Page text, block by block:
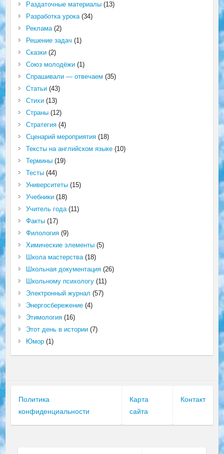
Раздаточные материалы(13)
Разработка урока(34)
Реклама(2)
Решение задач (1)
Сказки(2)
Союз молодёжи(1)
Спрашивали — отвечаем (35)
Статьи(43)
Стихи(13)
Страны(12)
Стратегия(4)
Сценарий мероприятия(18)
Тексты на английском языке(10)
Термины(19)
Тесты(44)
Университеты(15)
Учебники(18)
Учитель года(11)
Факты(17)
Филология(9)
Химические элементы(5)
Школа мастерства(18)
Школьная документация(26)
Школьному психологу(11)
Электронный журнал (57)
Энергосбережение(4)
Этимология(16)
Этот день в истории(7)
Юмор(1)
Политика
конфиденциальности
Карта
сайта
Контакт